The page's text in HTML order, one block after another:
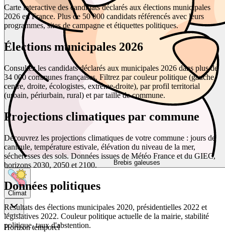
Brebis galeuses
Climat
Horizon temporel
Carte interactive des candidats déclarés aux élections municipales
2026 en France. Plus de 50 000 candidats référencés avec leurs
programmes, sites de campagne et étiquettes politiques.
Élections municipales 2026
Consultez les candidats déclarés aux municipales 2026 dans plus de
34 000 communes françaises. Filtrez par couleur politique (gauche,
centre, droite, écologistes, extrême-droite), par profil territorial
(urbain, périurbain, rural) et par taille de commune.
Projections climatiques par commune
Découvrez les projections climatiques de votre commune : jours de
canicule, température estivale, élévation du niveau de la mer,
sécheresses des sols. Données issues de Météo France et du GIEC,
horizons 2030, 2050 et 2100.
Données politiques
Résultats des élections municipales 2020, présidentielles 2022 et
législatives 2022. Couleur politique actuelle de la mairie, stabilité
politique, taux d'abstention.